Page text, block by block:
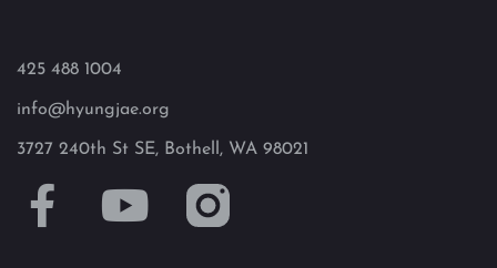
425 488 1004
info@hyungjae.org
3727 240th St SE, Bothell, WA 98021